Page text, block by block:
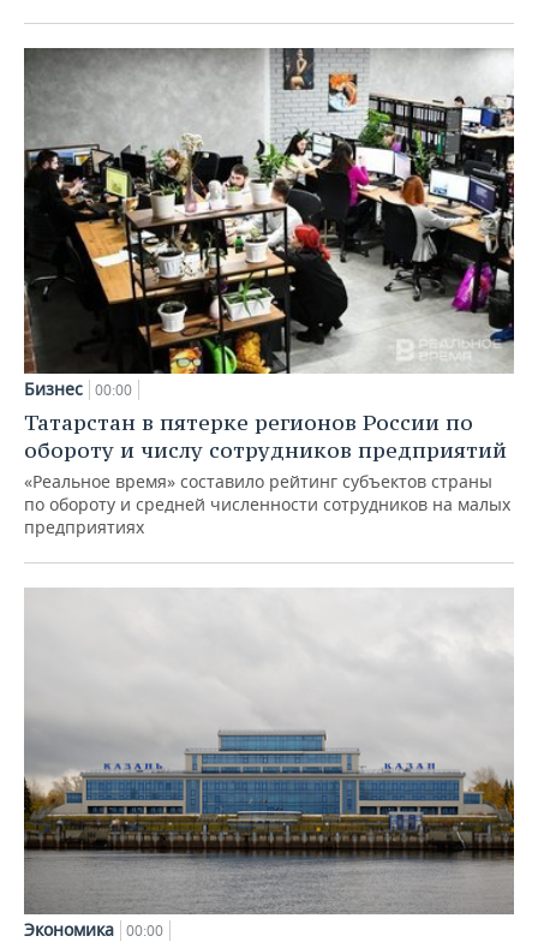
Бизнес 00:00
Татарстан в пятерке регионов России по
обороту и числу сотрудников предприятий
«Реальное время» составило рейтинг субъектов страны
по обороту и средней численности сотрудников на малых
предприятиях
Экономика 00:00